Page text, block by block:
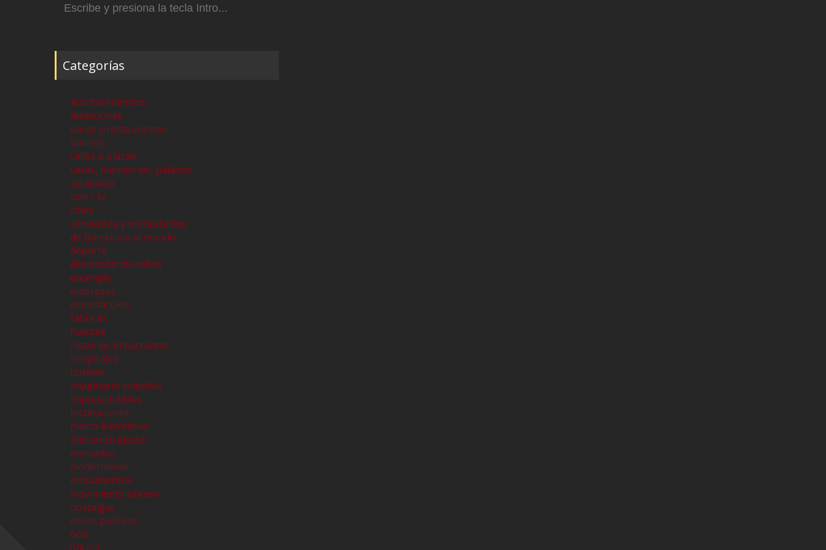
Categorías
acontecimientos
atracciones
bares y restaurantes
barrios
calles o plazas
casas, mansiones, palacios
catalunya
cine / tv
cines
conventos y monasterios
de Barcelona al mundo
deporte
desmontando mitos
eixample
empresas
espectáculos
fabricas
fuentes
historias impactantes
hospitales
hoteles
imaginario colectivo
imprescindibles
instituciones
marca Barcelona
marcaron época
mercados
modernismo
monumentos
movimiento obrero
nostalgia
obras publicas
ocio